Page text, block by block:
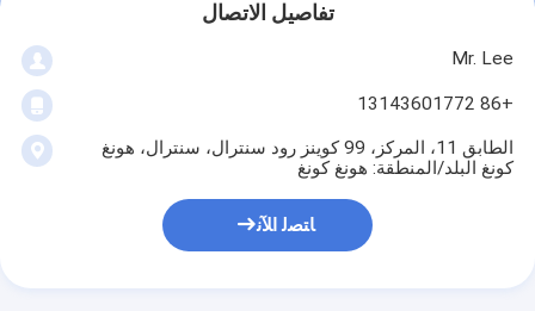
تفاصيل الاتصال
Mr. Lee
+86 13143601772
الطابق 11، المركز، 99 كوينز رود سنترال، سنترال، هونغ
كونغ البلد/المنطقة: هونغ كونغ
ﺎﺘﺼﻟ ﺍﻶﻧ